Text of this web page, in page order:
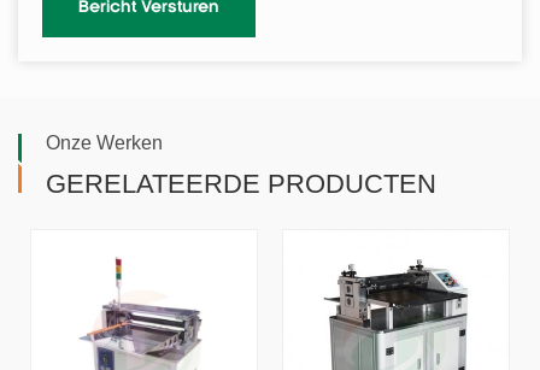
Onze Werken
GERELATEERDE PRODUCTEN